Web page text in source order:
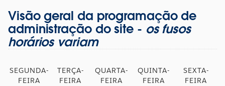
Visão geral da programação de
administração do site - os fusos
horários variam
SEGUNDA-
FEIRA
TERÇA-
FEIRA
QUARTA-
FEIRA
QUINTA-
FEIRA
SEXTA-
FEIRA